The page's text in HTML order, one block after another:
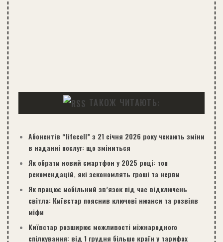
ТАКОЖ ЧИТАЮТЬ:
Абонентів “lifecell” з 21 січня 2026 року чекають зміни
в наданні послуг: що зміниться
Як обрати новий смартфон у 2025 році: топ
рекомендацій, які зекономлять гроші та нерви
Як працює мобільний зв’язок під час відключень
світла: Київстар пояснив ключові нюанси та розвіяв
міфи
Київстар розширює можливості міжнародного
спілкування: від 1 грудня більше країн у тарифах